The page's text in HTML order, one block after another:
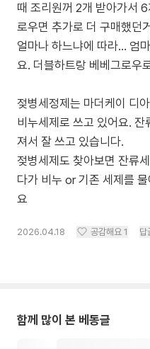
때 조리원꺼 2개 받아가서
로우면 추가로 더 구매했던
얼마나 하느냐에 따라... 엄
요. 더블하트랑 베베그로우
젖병세정제는 마더케이 디
비누세제로 쓰고 있어요. 잔
져서 잘 쓰고 있습니다.
젖병세제도 찾아보면 잔류
다가 비누 or 기존 세제를
요
2026.04.18 공감해요 1 답
함께 많이 본 베동글